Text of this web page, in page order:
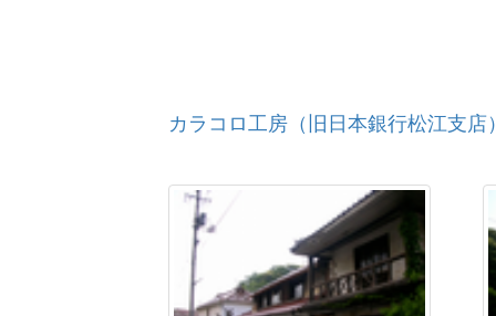
カラコロ工房（旧日本銀行松江支店